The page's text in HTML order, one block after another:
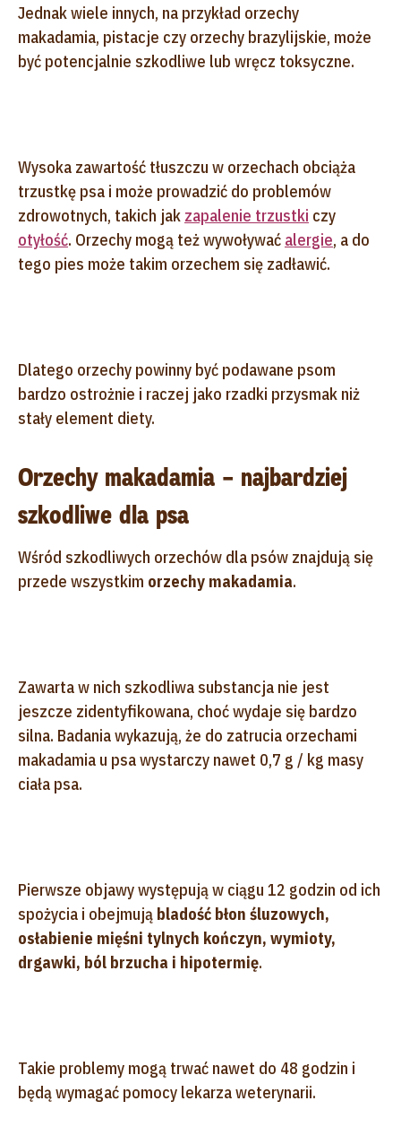
Jednak wiele innych, na przykład orzechy
makadamia, pistacje czy orzechy brazylijskie, może
być potencjalnie szkodliwe lub wręcz toksyczne.
Wysoka zawartość tłuszczu w orzechach obciąża
trzustkę psa i może prowadzić do problemów
zdrowotnych, takich jak zapalenie trzustki czy
otyłość. Orzechy mogą też wywoływać alergie, a do
tego pies może takim orzechem się zadławić.
Dlatego orzechy powinny być podawane psom
bardzo ostrożnie i raczej jako rzadki przysmak niż
stały element diety.
Orzechy makadamia – najbardziej
szkodliwe dla psa
Wśród szkodliwych orzechów dla psów znajdują się
przede wszystkim orzechy makadamia.
Zawarta w nich szkodliwa substancja nie jest
jeszcze zidentyfikowana, choć wydaje się bardzo
silna. Badania wykazują, że do zatrucia orzechami
makadamia u psa wystarczy nawet 0,7 g / kg masy
ciała psa.
Pierwsze objawy występują w ciągu 12 godzin od ich
spożycia i obejmują bladość błon śluzowych,
osłabienie mięśni tylnych kończyn, wymioty,
drgawki, ból brzucha i hipotermię.
Takie problemy mogą trwać nawet do 48 godzin i
będą wymagać pomocy lekarza weterynarii.